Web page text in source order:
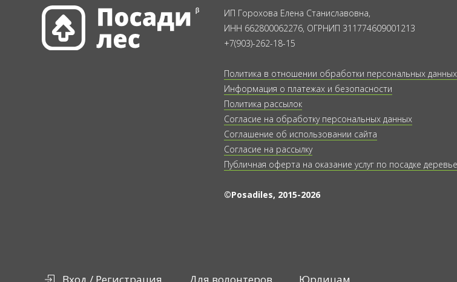
ИП Горохова Елена Станиславовна,
ИНН 662800062276, ОГРНИП 311774609001213
+7(903)-262-18-15
Политика в отношении обработки персональных данных
Информация о платежах и безопасности
Политика рассылок
Согласие на обработку персональных данных
Соглашение об использовании сайта
Согласие на рассылку
Публичная оферта на оказание услуг по посадке
©Posadiles, 2015-2026